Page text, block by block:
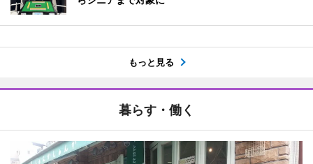
もっと見る
暮らす・働く